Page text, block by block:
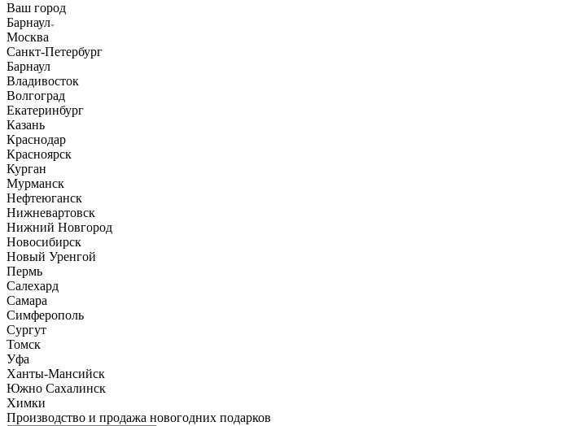
Ваш город
Барнаул
Москва
Санкт-Петербург
Барнаул
Владивосток
Волгоград
Екатеринбург
Казань
Краснодар
Красноярск
Курган
Мурманск
Нефтеюганск
Нижневартовск
Нижний Новгород
Новосибирск
Новый Уренгой
Пермь
Салехард
Самара
Симферополь
Сургут
Томск
Уфа
Ханты-Мансийск
Южно Сахалинск
Химки
Производство и продажа новогодних подарков